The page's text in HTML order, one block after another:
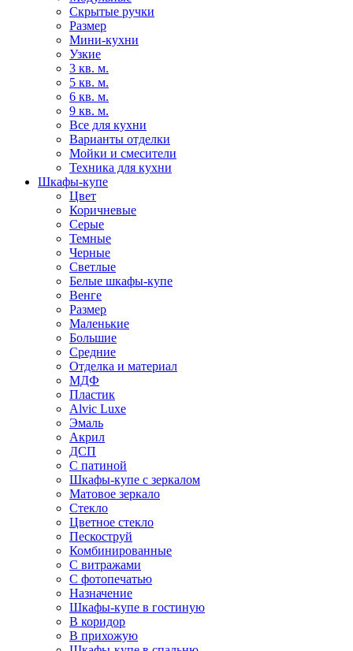
Скрытые ручки
Размер
Мини-кухни
Узкие
3 кв. м.
5 кв. м.
6 кв. м.
9 кв. м.
Все для кухни
Варианты отделки
Мойки и смесители
Техника для кухни
Шкафы-купе
Цвет
Коричневые
Серые
Темные
Черные
Светлые
Белые шкафы-купе
Венге
Размер
Маленькие
Большие
Средние
Отделка и материал
МДФ
Пластик
Alvic Luxe
Эмаль
Акрил
ДСП
С патиной
Шкафы-купе с зеркалом
Матовое зеркало
Стекло
Цветное стекло
Пескоструй
Комбинированные
С витражами
С фотопечатью
Назначение
Шкафы-купе в гостиную
В коридор
В прихожую